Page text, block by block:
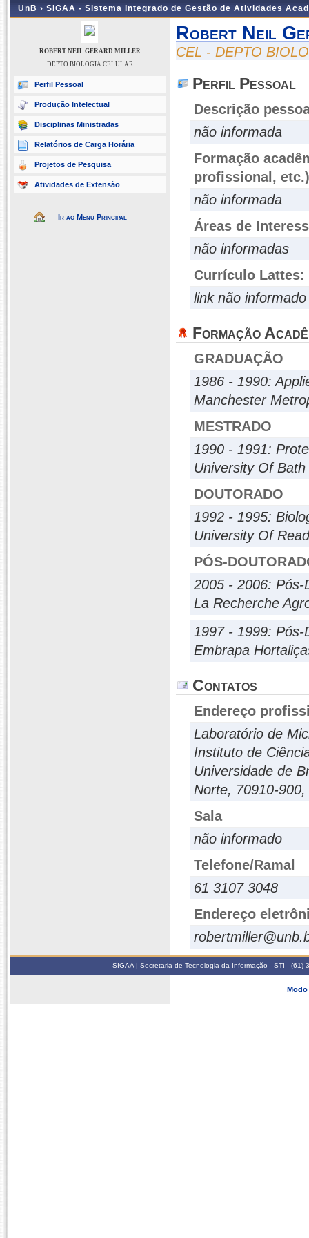
UnB › SIGAA - Sistema Integrado de Gestão de Atividades
ROBERT NEIL GERARD MILLER
DEPTO BIOLOGIA CELULAR
Perfil Pessoal
Produção Intelectual
Disciplinas Ministradas
Relatórios de Carga Horária
Projetos de Pesquisa
Atividades de Extensão
Ir ao Menu Principal
Robert Neil
CEL - DEPTO
Perfil Pessoal
Descrição
não informada
Formação
profissional, etc.)
não informada
Áreas de
não informadas
Currículo Lattes:
link não informado
Formação
GRADUAÇÃO
1986 - 1990:
Manchester
MESTRADO
1990 - 1991:
University Of Bath
DOUTORADO
1992 - 1995:
University Of
PÓS-
2005 - 2006: Pós-
La Recherche
1997 - 1999: Pós-
Embrapa
Contatos
Endereço
Laboratório de
Instituto de
Universidade de
Norte, 70910-
Sala
não informado
Telefone/Ramal
61 3107 3048
Endereço
SIGAA | Secretaria de Tecnologia da Informação - STI -
Modo